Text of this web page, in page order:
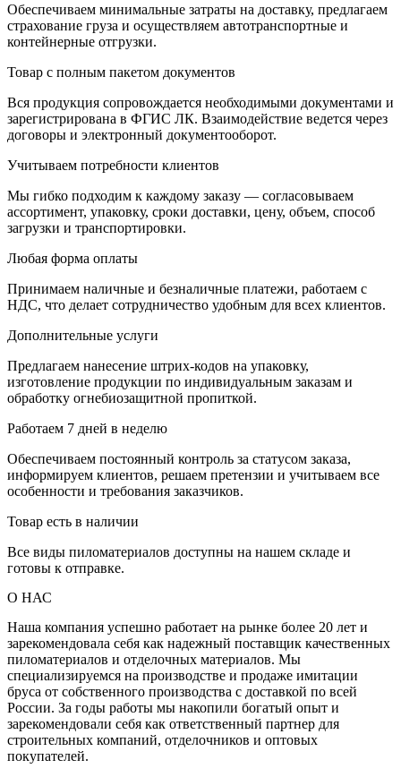
Обеспечиваем минимальные затраты на доставку, предлагаем
страхование груза и осуществляем автотранспортные и
контейнерные отгрузки.
Товар с полным пакетом документов
Вся продукция сопровождается необходимыми документами и
зарегистрирована в ФГИС ЛК. Взаимодействие ведется через
договоры и электронный документооборот.
Учитываем потребности клиентов
Мы гибко подходим к каждому заказу — согласовываем
ассортимент, упаковку, сроки доставки, цену, объем, способ
загрузки и транспортировки.
Любая форма оплаты
Принимаем наличные и безналичные платежи, работаем с
НДС, что делает сотрудничество удобным для всех клиентов.
Дополнительные услуги
Предлагаем нанесение штрих-кодов на упаковку,
изготовление продукции по индивидуальным заказам и
обработку огнебиозащитной пропиткой.
Работаем 7 дней в неделю
Обеспечиваем постоянный контроль за статусом заказа,
информируем клиентов, решаем претензии и учитываем все
особенности и требования заказчиков.
Товар есть в наличии
Все виды пиломатериалов доступны на нашем складе и
готовы к отправке.
О НАС
Наша компания успешно работает на рынке более 20 лет и
зарекомендовала себя как надежный поставщик качественных
пиломатериалов и отделочных материалов. Мы
специализируемся на производстве и продаже имитации
бруса от собственного производства с доставкой по всей
России. За годы работы мы накопили богатый опыт и
зарекомендовали себя как ответственный партнер для
строительных компаний, отделочников и оптовых
покупателей.